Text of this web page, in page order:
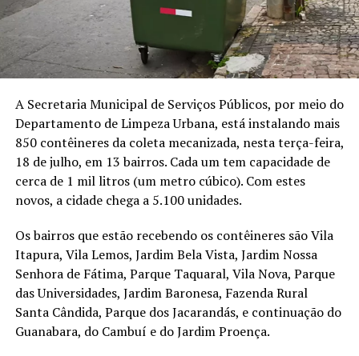
A Secretaria Municipal de Serviços Públicos, por meio do
Departamento de Limpeza Urbana, está instalando mais
850 contêineres da coleta mecanizada, nesta terça-feira,
18 de julho, em 13 bairros. Cada um tem capacidade de
cerca de 1 mil litros (um metro cúbico). Com estes
novos, a cidade chega a 5.100 unidades.
Os bairros que estão recebendo os contêineres são Vila
Itapura, Vila Lemos, Jardim Bela Vista, Jardim Nossa
Senhora de Fátima, Parque Taquaral, Vila Nova, Parque
das Universidades, Jardim Baronesa, Fazenda Rural
Santa Cândida, Parque dos Jacarandás, e continuação do
Guanabara, do Cambuí e do Jardim Proença.